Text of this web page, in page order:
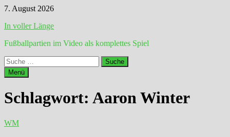
Zum
springen
7. August 2026
In voller Länge
Fußballpartien im Video als komplettes Spiel
Suche
nach:
Menü
Schlagwort: Aaron Winter
WM